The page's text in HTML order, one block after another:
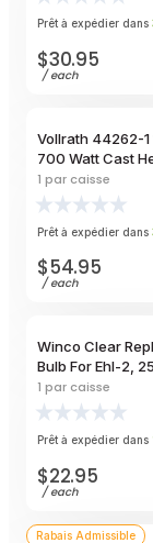
Prêt à expédier dans
$30.95
/each
Vollrath 44262-1
700 Watt Cast
Warming
1 par caisse
Prêt à expédier dans
$54.95
/each
Winco Clear
Bulb For Ehl-2,
1 par caisse
Prêt à expédier dans
$22.95
/each
Rabais Admissible